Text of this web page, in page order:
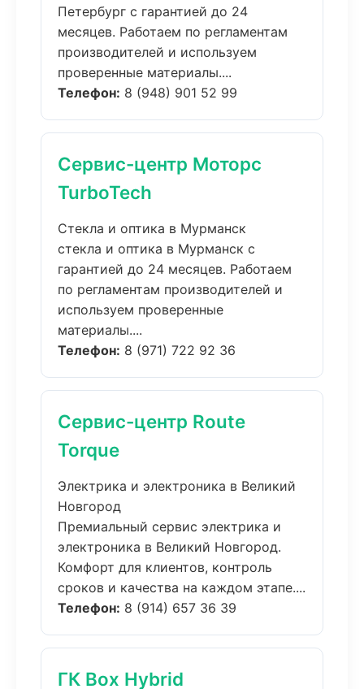
Петербург с гарантией до 24
месяцев. Работаем по регламентам
производителей и используем
проверенные материалы....
Телефон: 8 (948) 901 52 99
Сервис-центр Моторс
TurboTech
Стекла и оптика в Мурманск
стекла и оптика в Мурманск с
гарантией до 24 месяцев. Работаем
по регламентам производителей и
используем проверенные
материалы....
Телефон: 8 (971) 722 92 36
Сервис-центр Route
Torque
Электрика и электроника в Великий
Новгород
Премиальный сервис электрика и
электроника в Великий Новгород.
Комфорт для клиентов, контроль
сроков и качества на каждом этапе....
Телефон: 8 (914) 657 36 39
ГК Box Hybrid